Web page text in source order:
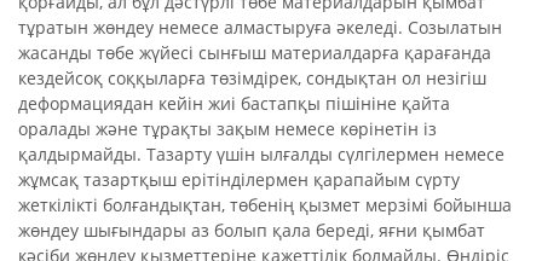
тұратын жөндеу немесе алмастыруға әкеледі. Созылатын
жасанды төбе жүйесі сынғыш материалдарға қарағанда
кездейсоқ соққыларға төзімдірек, сондықтан ол незігіш
деформациядан кейін жиі бастапқы пішініне қайта
оралады және тұрақты зақым немесе көрінетін із
қалдырмайды. Тазарту үшін ылғалды сүлгілермен немесе
жұмсақ тазартқыш ерітінділермен қарапайым сүрту
жеткілікті болғандықтан, төбенің қызмет мерзімі бойынша
жөндеу шығындары аз болып қала береді, яғни қымбат
кәсіби жөндеу қызметтеріне қажеттілік болмайды. Өндіріс